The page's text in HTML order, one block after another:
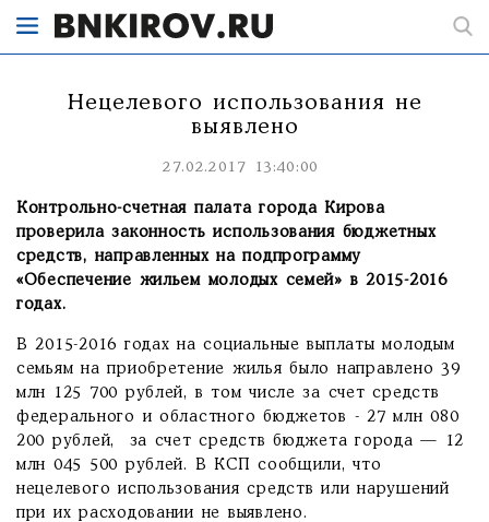
Нецелевого использования не
выявлено
27.02.2017 13:40:00
Контрольно-счетная палата города Кирова
проверила законность использования бюджетных
средств, направленных на подпрограмму
«Обеспечение жильем молодых семей» в 2015-2016
годах.
В 2015-2016 годах на социальные выплаты молодым
семьям на приобретение жилья было направлено 39
млн 125 700 рублей, в том числе за счет средств
федерального и областного бюджетов - 27 млн 080
200 рублей, за счет средств бюджета города — 12
млн 045 500 рублей. В КСП сообщили, что
нецелевого использования средств или нарушений
при их расходовании не выявлено.